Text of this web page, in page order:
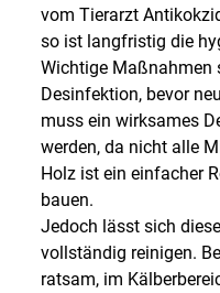
vom Tierarzt
so ist langfristig die
Wichtige Maßnahmen
Desinfektion, bevor
muss ein wirksames
werden, da nicht alle
Holz ist ein einfacher
bauen.
Jedoch lässt sich
vollständig reinigen.
ratsam, im